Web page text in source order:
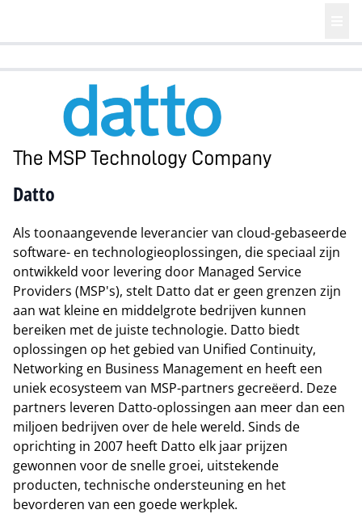
Datto
Als toonaangevende leverancier van cloud-gebaseerde
software- en technologieoplossingen, die speciaal zijn
ontwikkeld voor levering door Managed Service
Providers (MSP's), stelt Datto dat er geen grenzen zijn
aan wat kleine en middelgrote bedrijven kunnen
bereiken met de juiste technologie. Datto biedt
oplossingen op het gebied van Unified Continuity,
Networking en Business Management en heeft een
uniek ecosysteem van MSP-partners gecreëerd. Deze
partners leveren Datto-oplossingen aan meer dan een
miljoen bedrijven over de hele wereld. Sinds de
oprichting in 2007 heeft Datto elk jaar prijzen
gewonnen voor de snelle groei, uitstekende
producten, technische ondersteuning en het
bevorderen van een goede werkplek.